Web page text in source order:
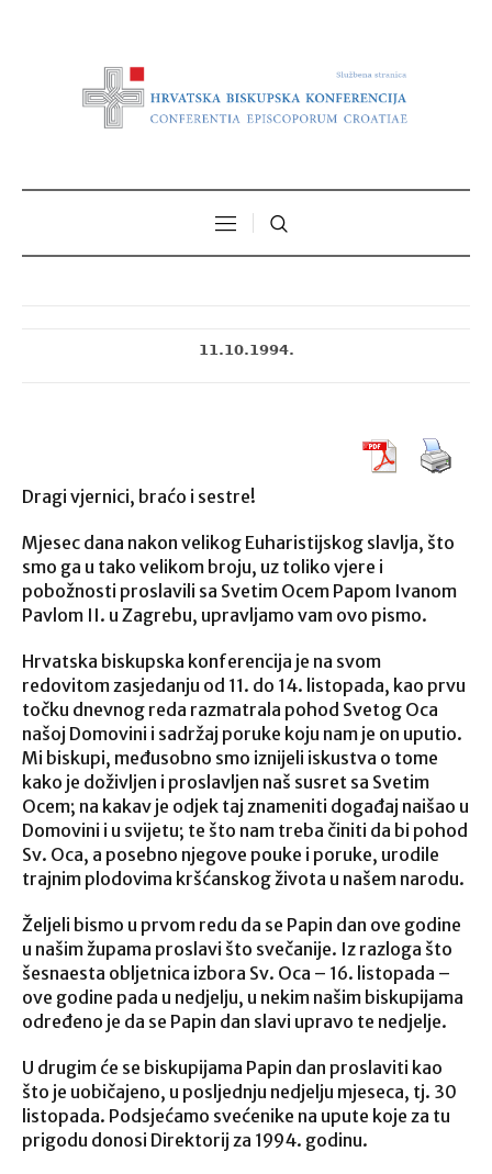
11.10.1994.
Dragi vjernici, braćo i sestre!
Mjesec dana nakon velikog Euharistijskog slavlja, što
smo ga u tako velikom broju, uz toliko vjere i
pobožnosti proslavili sa Svetim Ocem Papom Ivanom
Pavlom II. u Zagrebu, upravljamo vam ovo pismo.
Hrvatska biskupska konferencija je na svom
redovitom zasjedanju od 11. do 14. listopada, kao prvu
točku dnevnog reda razmatrala pohod Svetog Oca
našoj Domovini i sadržaj poruke koju nam je on uputio.
Mi biskupi, međusobno smo iznijeli iskustva o tome
kako je doživljen i proslavljen naš susret sa Svetim
Ocem; na kakav je odjek taj znameniti događaj naišao u
Domovini i u svijetu; te što nam treba činiti da bi pohod
Sv. Oca, a posebno njegove pouke i poruke, urodile
trajnim plodovima kršćanskog života u našem narodu.
Željeli bismo u prvom redu da se Papin dan ove godine
u našim župama proslavi što svečanije. Iz razloga što
šesnaesta obljetnica izbora Sv. Oca – 16. listopada –
ove godine pada u nedjelju, u nekim našim biskupijama
određeno je da se Papin dan slavi upravo te nedjelje.
U drugim će se biskupijama Papin dan proslaviti kao
što je uobičajeno, u posljednju nedjelju mjeseca, tj. 30
listopada. Podsjećamo svećenike na upute koje za tu
prigodu donosi Direktorij za 1994. godinu.